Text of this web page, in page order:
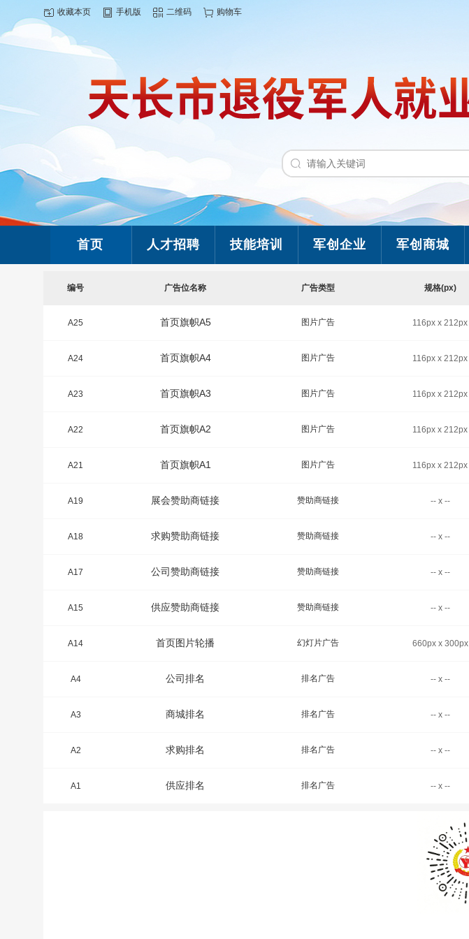
收藏本页 手机版 二维码 购物车
首页 人才招聘 技能培训 军创企业 军创商城
编号 广告位名称 广告类型 规格(px)
A25 首页旗帜A5 图片广告 116px x 212px
A24 首页旗帜A4 图片广告 116px x 212px
A23 首页旗帜A3 图片广告 116px x 212px
A22 首页旗帜A2 图片广告 116px x 212px
A21 首页旗帜A1 图片广告 116px x 212px
A19 展会赞助商链接 赞助商链接 -- x --
A18 求购赞助商链接 赞助商链接 -- x --
A17 公司赞助商链接 赞助商链接 -- x --
A15 供应赞助商链接 赞助商链接 -- x --
A14 首页图片轮播 幻灯片广告 660px x 300px
A4 公司排名 排名广告 -- x --
A3 商城排名 排名广告 -- x --
A2 求购排名 排名广告 -- x --
A1 供应排名 排名广告 -- x --